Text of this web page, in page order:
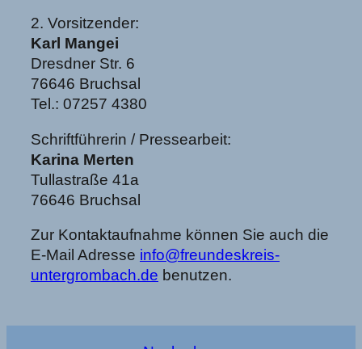
2. Vorsitzender:
Karl Mangei
Dresdner Str. 6
76646 Bruchsal
Tel.: 07257 4380
Schriftführerin / Pressearbeit:
Karina Merten
Tullastraße 41a
76646 Bruchsal
Zur Kontaktaufnahme können Sie auch die
E-Mail Adresse info@freundeskreis-
untergrombach.de benutzen.